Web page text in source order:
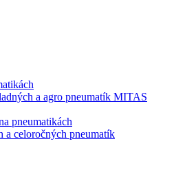
a agro pneumatík MITAS
pneumatikách
a celoročných pneumatík